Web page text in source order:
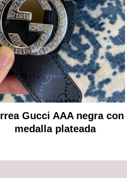
Gucci AAA negra con
medalla plateada